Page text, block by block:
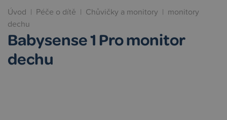
Úvod | Péče o dítě | Chůvičky a monitory | monitory
dechu
Babysense 1 Pro monitor
dechu